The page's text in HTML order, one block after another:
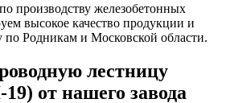
производству железобетонных
высокое качество продукции и
по Родникам и Московской области.
лестницу
от нашего завода